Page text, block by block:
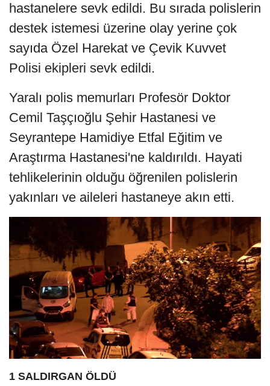
hastanelere sevk edildi. Bu sırada polislerin
destek istemesi üzerine olay yerine çok
sayıda Özel Harekat ve Çevik Kuvvet
Polisi ekipleri sevk edildi.
Yaralı polis memurları Profesör Doktor
Cemil Taşçıoğlu Şehir Hastanesi ve
Seyrantepe Hamidiye Etfal Eğitim ve
Araştırma Hastanesi'ne kaldırıldı. Hayati
tehlikelerinin olduğu öğrenilen polislerin
yakınları ve aileleri hastaneye akın etti.
1 SALDIRGAN ÖLDÜ